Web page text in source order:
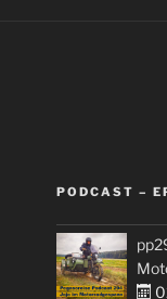
PODCAST –